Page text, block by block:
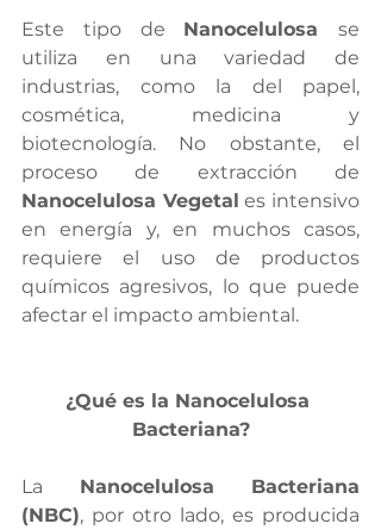
Este tipo de Nanocelulosa se
utiliza en una variedad de
industrias, como la del papel,
cosmética, medicina y
biotecnología. No obstante, el
Nanocelulosa Vegetal es intensivo
en energía y, en muchos casos,
requiere el uso de productos
químicos agresivos, lo que puede
afectar el impacto ambiental.
¿Qué es la Nanocelulosa
Bacteriana?
La Nanocelulosa Bacteriana
(NBC), por otro lado, es producida